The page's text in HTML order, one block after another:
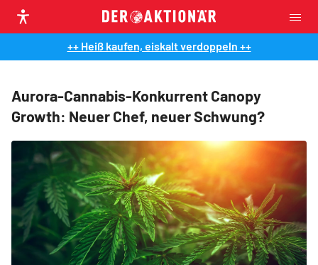
++ Heiß kaufen, eiskalt verdoppeln ++
Aurora-Cannabis-Konkurrent Canopy
Growth: Neuer Chef, neuer Schwung?